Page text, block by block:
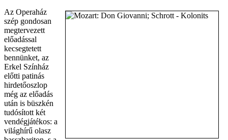
Az Operaház
szép gondosan
megtervezett
előadással
kecsegtetett
bennünket, az
Erkel Színház
előtti patinás
hirdetőoszlop
még az előadás
után is büszkén
tudósított két
vendégjátékos: a
világhírű olasz